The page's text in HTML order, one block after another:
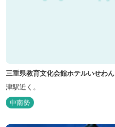
三重県教育文化会館ホテルいせわん
津駅近く。
中南勢